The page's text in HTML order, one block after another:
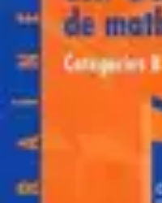
Atlas Géographique
Tendances
Perception et
ApprentissageAtlas